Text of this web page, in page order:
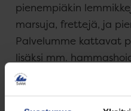
pienempiäkin
marsuja, frettejä, ja
Palvelumme kattavat
lisäksi mm.
poistoineen,
sekä vatsaontelo- ja